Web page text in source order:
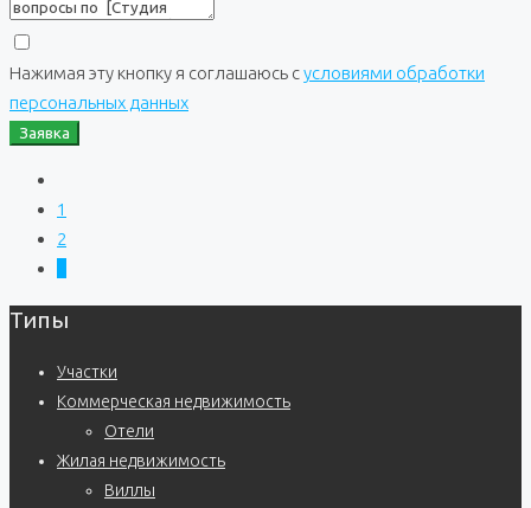
Нажимая эту кнопку я соглашаюсь сусловиями обработки
персональных данных
Заявка
1
2
Типы
Участки
Коммерческая недвижимость
Отели
Жилая недвижимость
Виллы